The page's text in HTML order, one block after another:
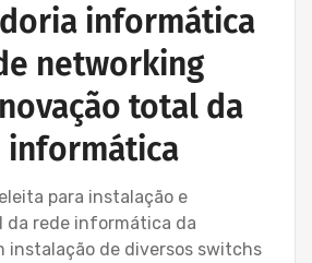
informática
networking
total da
informática
para instalação e
da rede informática da
instalação de diversos switchs